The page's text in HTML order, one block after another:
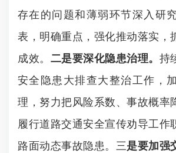
存在的问题和薄弱环节深入研
表，明确重点，强化推动落实，
成效。 二是要深化隐患治理。 持
安全隐患大排查大整治工作，
理，努力把风险系数、事故概率
履行道路交通安全宣传劝导工作
路面动态事故隐患。三是要加强